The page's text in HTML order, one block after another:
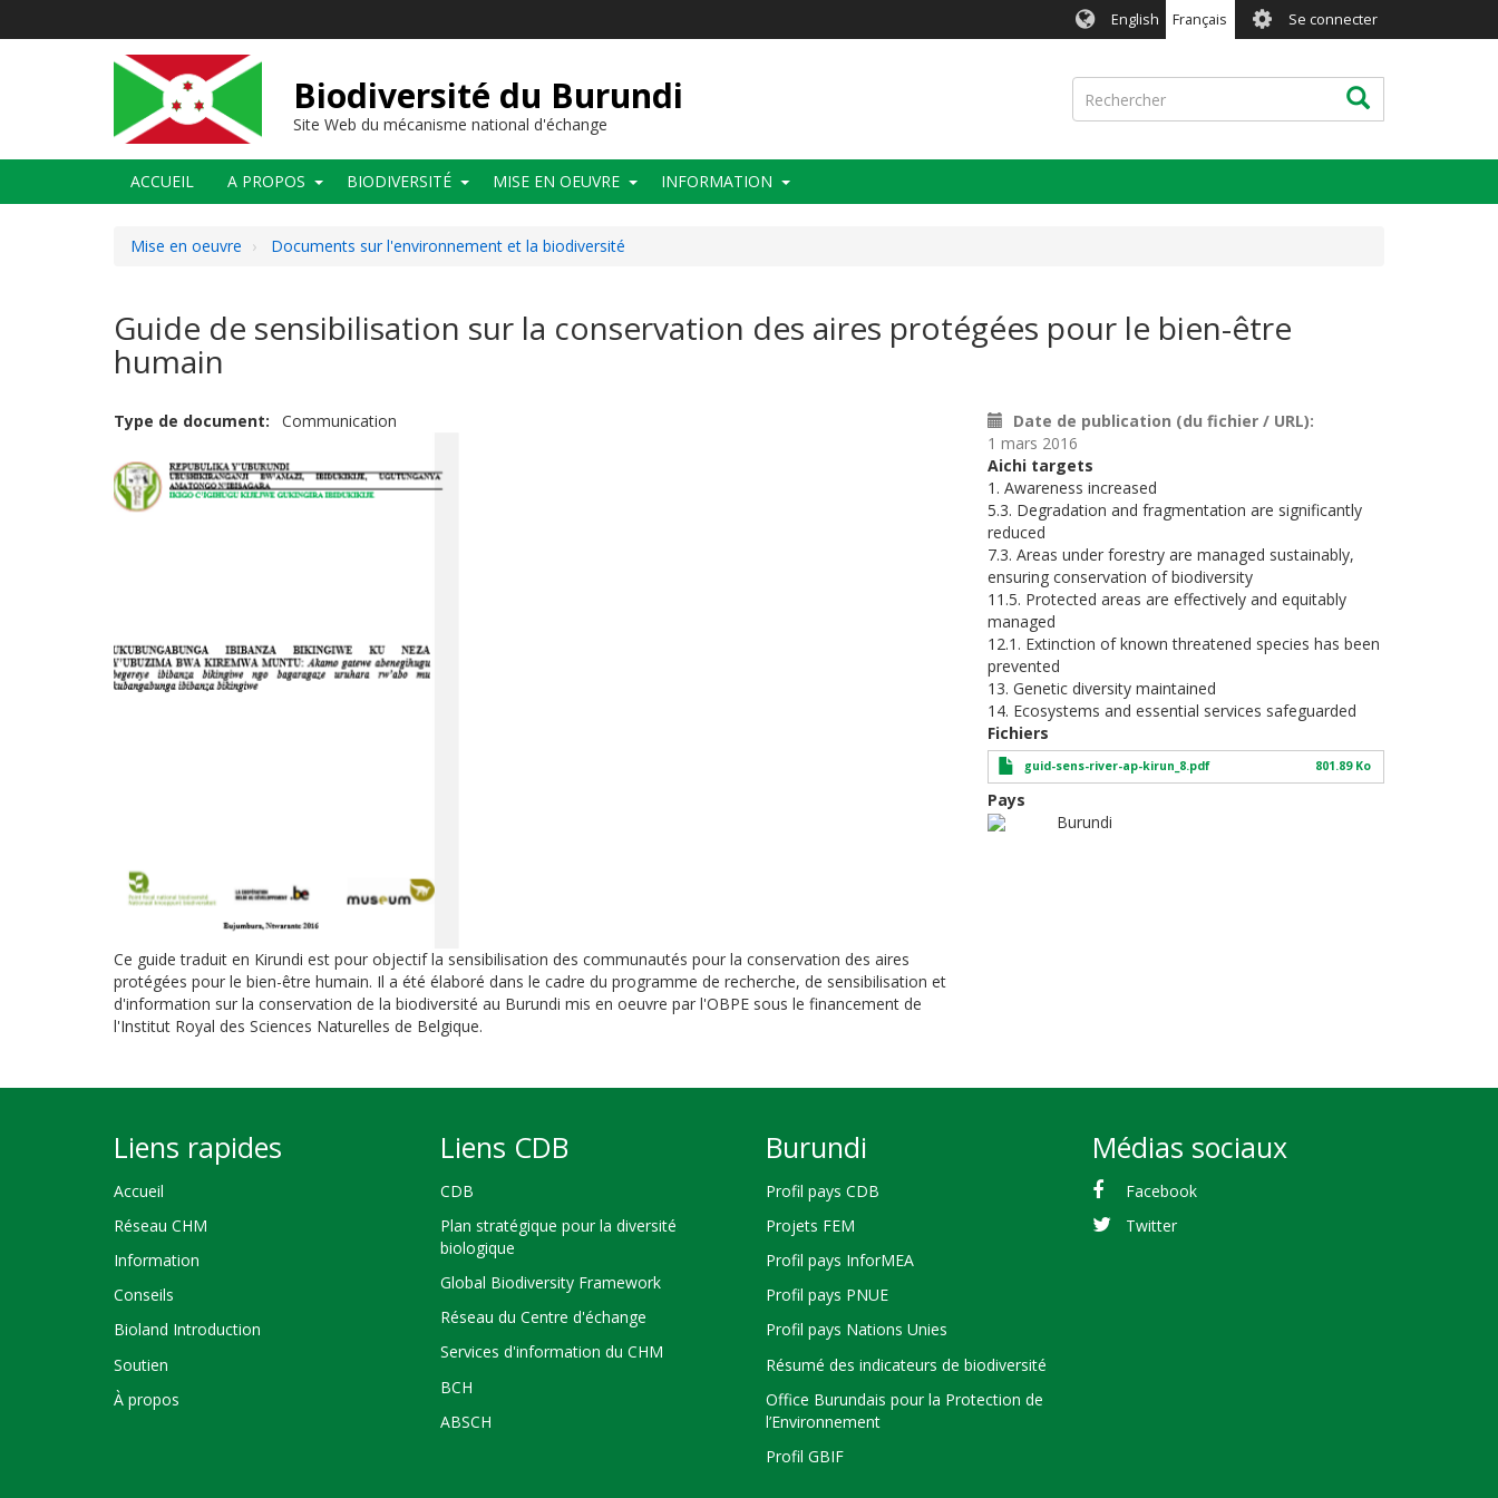
English Français User
account
menu
Se connecter
Biodiversité du Burundi
Site Web du mécanisme national d'échange
Rechercher Rechercher
Main
navigation
ACCUEIL A PROPOS BIODIVERSITÉ MISE EN OEUVRE INFORMATION
Mise en oeuvre Documents sur l'environnement et la biodiversité
Guide de sensibilisation sur la conservation des aires protégées pour le bien-être
humain
Type de document Communication
Ce guide traduit en Kirundi est pour objectif la sensibilisation des communautés pour la conservation des aires
protégées pour le bien-être humain. Il a été élaboré dans le cadre du programme de recherche, de sensibilisation et
d'information sur la conservation de la biodiversité au Burundi mis en oeuvre par l'OBPE sous le financement de
l'Institut Royal des Sciences Naturelles de Belgique.
Date de publication (du fichier / URL)
1 mars 2016
Aichi targets
1. Awareness increased
5.3. Degradation and fragmentation are significantly
reduced
7.3. Areas under forestry are managed sustainably,
ensuring conservation of biodiversity
11.5. Protected areas are effectively and equitably
managed
12.1. Extinction of known threatened species has been
prevented
13. Genetic diversity maintained
14. Ecosystems and essential services safeguarded
Fichiers
guid-sens-river-ap-kirun_8.pdf 801.89 Ko
Pays
Burundi
Liens rapides
Accueil
Réseau CHM
Information
Conseils
Bioland Introduction
Soutien
À propos
Liens CDB
CDB
Plan stratégique pour la diversité
biologique
Global Biodiversity Framework
Réseau du Centre d'échange
Services d'information du CHM
BCH
ABSCH
Burundi
Profil pays CDB
Projets FEM
Profil pays InforMEA
Profil pays PNUE
Profil pays Nations Unies
Résumé des indicateurs de biodiversité
Office Burundais pour la Protection de
l’Environnement
Profil GBIF
Médias sociaux
Facebook
Twitter